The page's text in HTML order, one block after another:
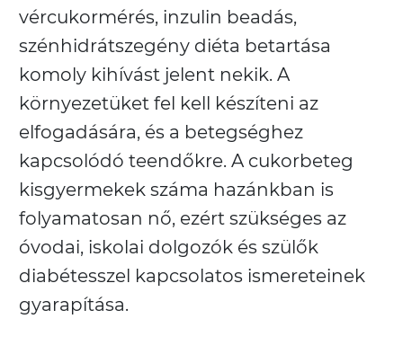
vércukormérés, inzulin beadás,
szénhidrátszegény diéta betartása
komoly kihívást jelent nekik. A
környezetüket fel kell készíteni az
elfogadására, és a betegséghez
kapcsolódó teendőkre. A cukorbeteg
kisgyermekek száma hazánkban is
folyamatosan nő, ezért szükséges az
óvodai, iskolai dolgozók és szülők
diabétesszel kapcsolatos ismereteinek
gyarapítása.